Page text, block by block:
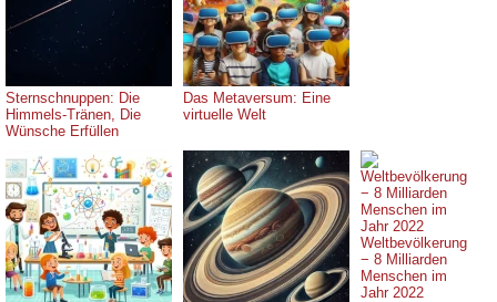
Sternschnuppen: Die
Himmels-Tränen, Die
Wünsche Erfüllen
Das Metaversum: Eine
virtuelle Welt
Weltbevölkerung
− 8 Milliarden
Menschen im
Jahr 2022